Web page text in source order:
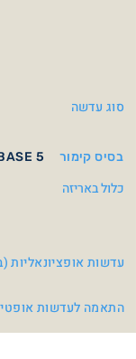
סוג עדשה
5 בסיס קימור
כלול באריזה
עדשות אופציונאליות
התאמה לעדשות